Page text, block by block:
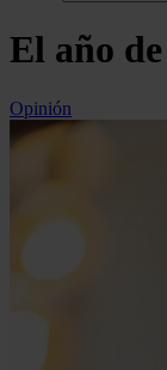
El año
Opinión